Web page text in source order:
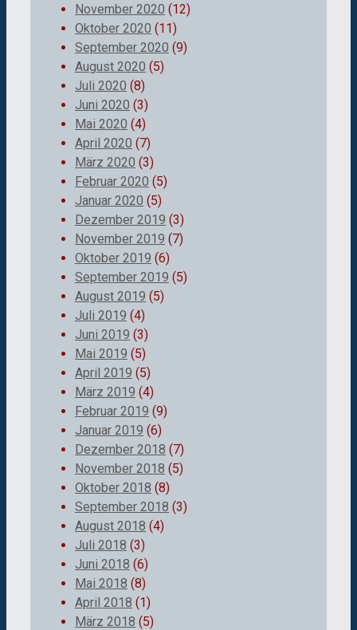
November 2020 (12)
Oktober 2020 (11)
September 2020 (9)
August 2020 (5)
Juli 2020 (8)
Juni 2020 (3)
Mai 2020 (4)
April 2020 (7)
März 2020 (3)
Februar 2020 (5)
Januar 2020 (5)
Dezember 2019 (3)
November 2019 (7)
Oktober 2019 (6)
September 2019 (5)
August 2019 (5)
Juli 2019 (4)
Juni 2019 (3)
Mai 2019 (5)
April 2019 (5)
März 2019 (4)
Februar 2019 (9)
Januar 2019 (6)
Dezember 2018 (7)
November 2018 (5)
Oktober 2018 (8)
September 2018 (3)
August 2018 (4)
Juli 2018 (3)
Juni 2018 (6)
Mai 2018 (8)
April 2018 (1)
März 2018 (5)